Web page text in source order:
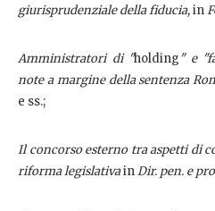
giurisprudenziale della fiducia,in
Amministratori di "holding" e
note a margine della sentenza
e ss.;
Il concorso esterno tra aspetti di
riforma legislativainDir. pen. e